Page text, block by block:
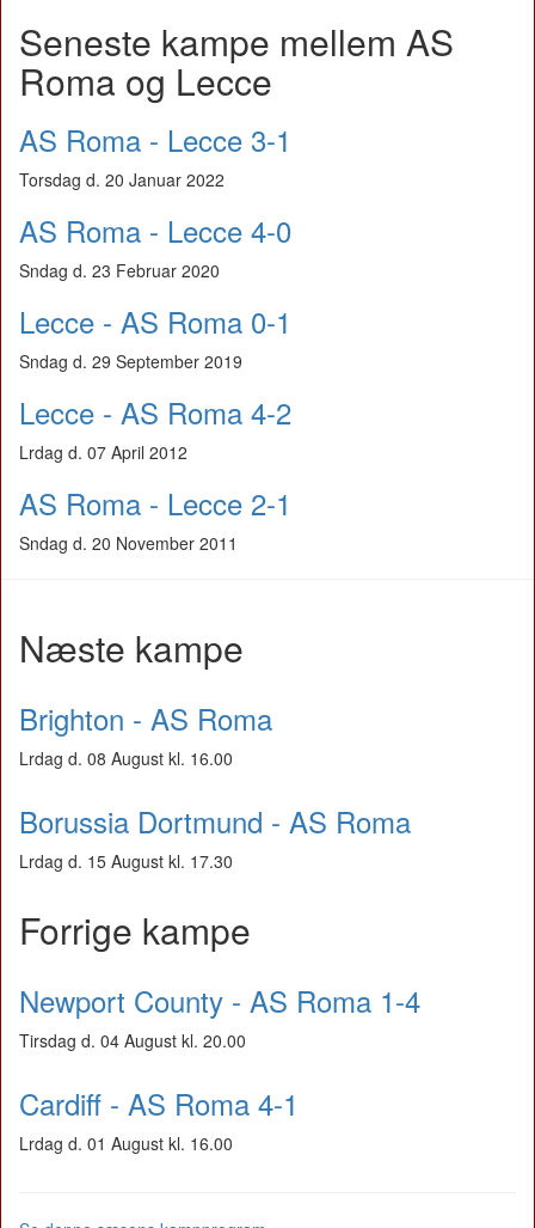
Seneste kampe mellem AS
Roma og Lecce
AS Roma - Lecce 3-1
Torsdag d. 20 Januar 2022
AS Roma - Lecce 4-0
Sndag d. 23 Februar 2020
Lecce - AS Roma 0-1
Sndag d. 29 September 2019
Lecce - AS Roma 4-2
Lrdag d. 07 April 2012
AS Roma - Lecce 2-1
Sndag d. 20 November 2011
Næste kampe
Brighton - AS Roma
Lrdag d. 08 August kl. 16.00
Borussia Dortmund - AS Roma
Lrdag d. 15 August kl. 17.30
Forrige kampe
Newport County - AS Roma 1-4
Tirsdag d. 04 August kl. 20.00
Cardiff - AS Roma 4-1
Lrdag d. 01 August kl. 16.00